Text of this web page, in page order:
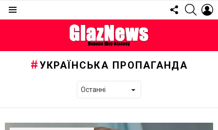
FOLLOW
US
УКРАЇНСЬКА ПРОПАГАНДА